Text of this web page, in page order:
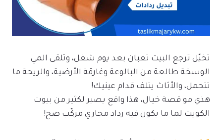
تخيّل ترجع البيت تعبان بعد يوم شغل، وتلقى المي
الوسخة طالعة من البالوعة وغارقة الأرضية، والريحة ما
تتحمل، والأثاث يتلف قدام عينيك!
هذي مو قصة خيال، هذا واقع يصير لكثير من بيوت
الكويت لما ما يكون فيه رداد مجاري مركّب صح!